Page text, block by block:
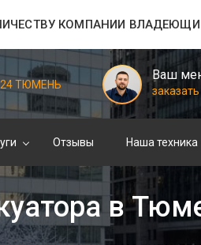
КОМПАНИИ
ТЮМЕНЬ
Ваш
Отзывы Наша техника
в